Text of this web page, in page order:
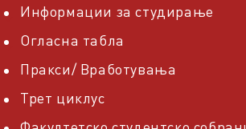
Информации за студирање
Огласна табла
Пракси/ Вработувања
Трет циклус